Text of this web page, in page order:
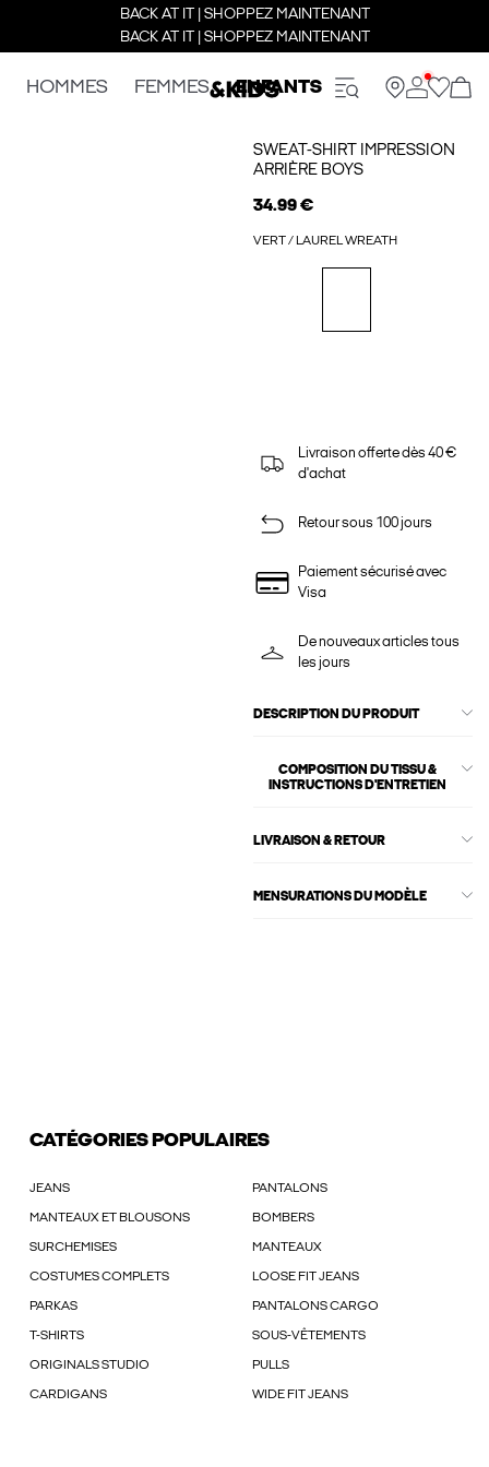
BACK AT IT | SHOPPEZ MAINTENANT
BACK AT IT | SHOPPEZ MAINTENANT
HOMMES FEMMES ENFANTS
SWEAT-SHIRT IMPRESSION
ARRIÈRE BOYS
34.99 €
VERT / LAUREL WREATH
Livraison offerte dès 40 €
d'achat
Retour sous 100 jours
Paiement sécurisé avec
Visa
De nouveaux articles tous
les jours
DESCRIPTION DU PRODUIT
COMPOSITION DU TISSU &
INSTRUCTIONS D'ENTRETIEN
LIVRAISON & RETOUR
MENSURATIONS DU MODÈLE
CATÉGORIES POPULAIRES
JEANS PANTALONS
MANTEAUX ET BLOUSONS BOMBERS
SURCHEMISES MANTEAUX
COSTUMES COMPLETS LOOSE FIT JEANS
PARKAS PANTALONS CARGO
T-SHIRTS SOUS-VÊTEMENTS
ORIGINALS STUDIO PULLS
CARDIGANS WIDE FIT JEANS